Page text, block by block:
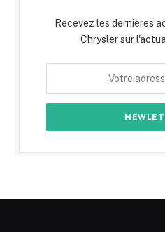
Recevez les dernières
Chrysler sur